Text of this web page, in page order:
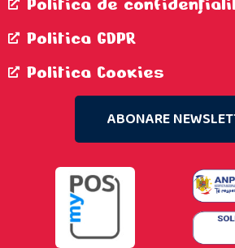
Politica GDPR
Politica Cookies
ABONARE